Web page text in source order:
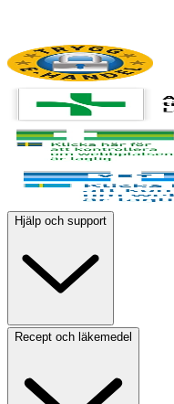
Hjälp och support
Recept och läkemedel